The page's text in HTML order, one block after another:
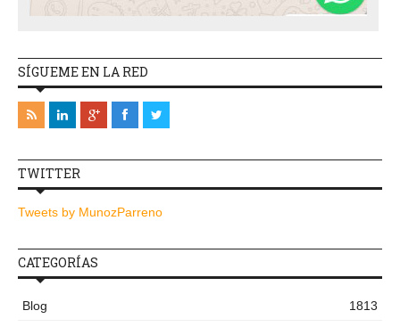
SÍGUEME EN LA RED
TWITTER
Tweets by MunozParreno
CATEGORÍAS
Blog
1813